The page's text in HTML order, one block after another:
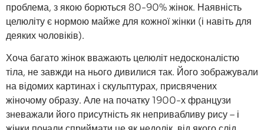
проблема, з якою борються 80-90% жінок. Наявність
целюліту є нормою майже для кожної жінки (і навіть для
деяких чоловіків).
Хоча багато жінок вважають целюліт недосконалістю
тіла, не завжди на нього дивилися так. Його зображували
на відомих картинах і скульптурах, присвячених
жіночому образу. Але на початку 1900-х французи
зневажали його присутність як непривабливу рису – і